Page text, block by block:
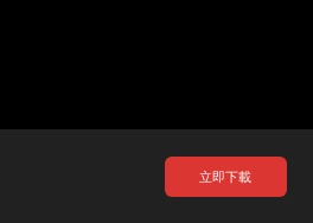
立即下載